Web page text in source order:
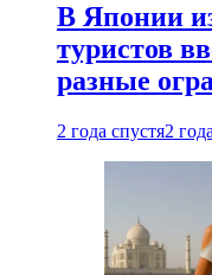
В Японии
туристов
разные
2 года спустя2